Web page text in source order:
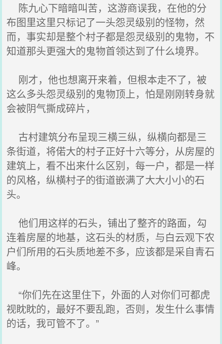
陈九心下暗暗叫苦，这游商误我，在他的分
布图里这里只标记了一头怨灵级别的怪物，然
而，事实却是整个村子都是怨灵级别的鬼物，不
知道那头更强大的鬼物首领达到了什么境界。
刚才，他也想离开来着，但根本走不了，被
这么多头怨灵级别的鬼物顶上，怕是刚刚转身就
会被阴气撕成碎片，
古村建筑分布呈现三横三纵，纵横向都是三
条街道，将偌大的村子正好十六等分，从房屋的
建筑上，看不出来什么区别，每一户，都是一样
的风格，纵横村子的街道嵌满了大大小小的石
头。
他们用这样的石头，铺出了整齐的路面，勾
连着房屋的地基，这石头的材质，与白云观下农
户们所用的石头质地差不多，应该都是采自青石
峰。
“你们先在这里住下，外面的人对你们可都虎
视眈眈的，最好不要乱跑，否则，发生什么事情
的话，我可管不了。”